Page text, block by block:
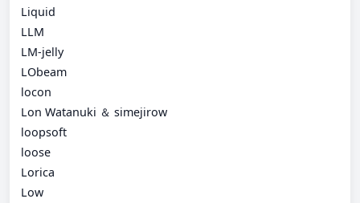
Liquid
LLM
LM-jelly
LObeam
locon
Lon Watanuki ＆ simejirow
loopsoft
loose
Lorica
Low